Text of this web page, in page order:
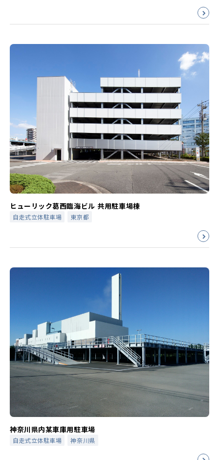
ヒューリック葛西臨海ビル 共用駐車場棟
自走式立体駐車場 東京都
神奈川県内某車庫用駐車場
自走式立体駐車場 神奈川県